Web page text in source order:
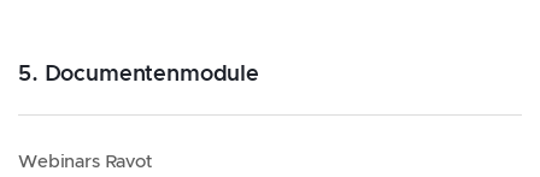
5. Documentenmodule
Webinars Ravot